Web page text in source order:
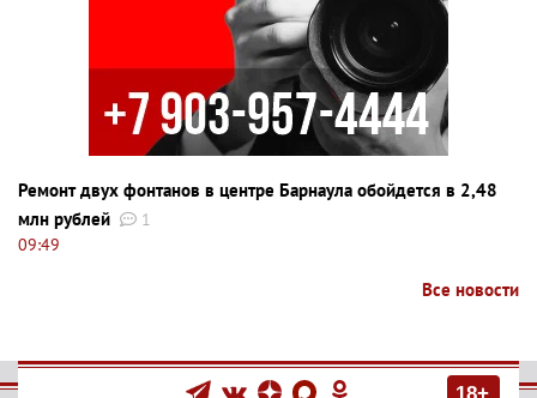
Ремонт двух фонтанов в центре Барнаула обойдется в 2,48
млн рублей
1
09:49
Все новости
18+